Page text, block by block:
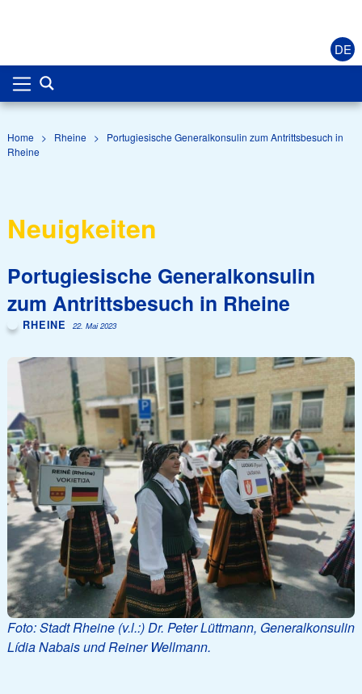
DE
Home > Rheine >
Portugiesische Generalkonsulin zum Antrittsbesuch in
Rheine
Neuigkeiten
Portugiesische Generalkonsulin
zum Antrittsbesuch in Rheine
RHEINE 22. Mai 2023
Foto: Stadt Rheine (v.l.:) Dr. Peter Lüttmann, Generalkonsulin
Lídia Nabais und Reiner Wellmann.